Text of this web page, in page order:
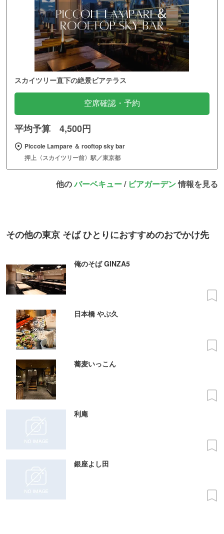
スカイツリー直下の絶景ビアテラス
空席確認・予約
平均予算 4,500円
Piccole Lampare ＆ rooftop sky bar
押上〈スカイツリー前〉駅／東京都
他のバーベキュー/ ビアガーデン情報を見る
その他の東京 そば ひとりにおすすめのおでかけ先
俺のそば GINZA5
日本橋 やぶ久
蕎麦いっこん
利庵
銀座よし田